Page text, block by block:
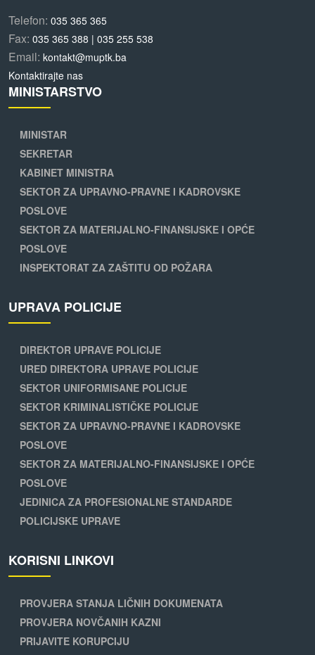
Telefon: 035 365 365
Fax: 035 365 388 | 035 255 538
Email: kontakt@muptk.ba
Kontaktirajte nas
MINISTARSTVO
MINISTAR
SEKRETAR
KABINET MINISTRA
SEKTOR ZA UPRAVNO-PRAVNE I KADROVSKE
POSLOVE
SEKTOR ZA MATERIJALNO-FINANSIJSKE I OPĆE
POSLOVE
INSPEKTORAT ZA ZAŠTITU OD POŽARA
UPRAVA POLICIJE
DIREKTOR UPRAVE POLICIJE
URED DIREKTORA UPRAVE POLICIJE
SEKTOR UNIFORMISANE POLICIJE
SEKTOR KRIMINALISTIČKE POLICIJE
SEKTOR ZA UPRAVNO-PRAVNE I KADROVSKE
POSLOVE
SEKTOR ZA MATERIJALNO-FINANSIJSKE I OPĆE
POSLOVE
JEDINICA ZA PROFESIONALNE STANDARDE
POLICIJSKE UPRAVE
KORISNI LINKOVI
PROVJERA STANJA LIČNIH DOKUMENATA
PROVJERA NOVČANIH KAZNI
PRIJAVITE KORUPCIJU